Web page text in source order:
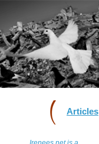
Articles